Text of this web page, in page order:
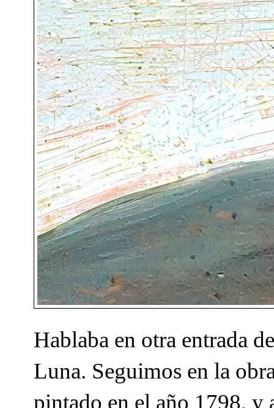
Hablaba en otra entrada
Luna. Seguimos en la
pintado en el año 1798, y